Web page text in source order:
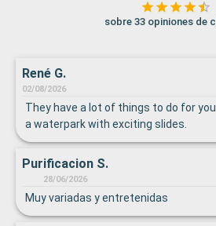
sobre 33 opiniones de
René G.
02/08/2026
They have a lot of things to do for
a waterpark with exciting slides.
Purificacion S.
28/06/2026
Muy variadas y entretenidas